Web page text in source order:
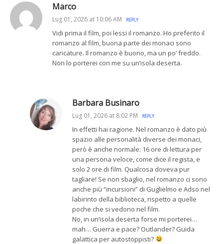
Marco
Lug 01, 2026 at 10:06 AM REPLY
Vidi prima il film, poi lessi il romanzo. Ho preferito il
romanzo al film, buona parte dei monaci sono
caricature. Il romanzo è buono, ma un po’ freddo.
Non lo porterei con me su un’isola deserta.
Barbara Businaro
Lug 01, 2026 at 8:02 PM REPLY
In effetti hai ragione. Nel romanzo è dato più
spazio alle personalità diverse dei monaci,
però è anche normale: 16 ore di lettura per
una persona veloce, come dice il regista, e
solo 2 ore di film. Qualcosa doveva pur
tagliare! Se non sbaglio, nel romanzo ci sono
anche più “incursioni” di Guglielmo e Adso nel
labirinto della biblioteca, rispetto a quelle
poche che si vedono nel film.
No, in un’isola deserta forse mi porterei…
mah… Guerra e pace? Outlander? Guida
galattica per autostoppisti?